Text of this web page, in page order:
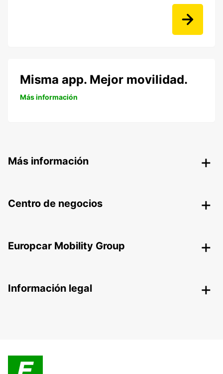
Misma app. Mejor movilidad.
Más información
Más información
Centro de negocios
Europcar Mobility Group
Información legal